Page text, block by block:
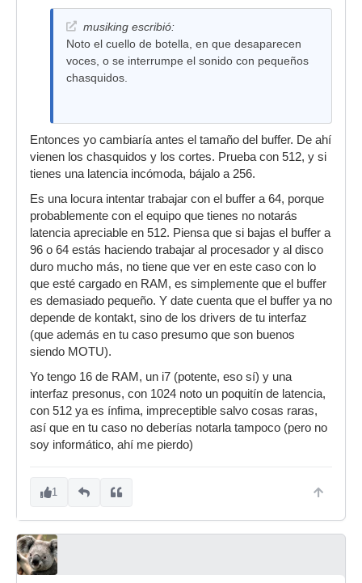
musiking escribió:
Noto el cuello de botella, en que desaparecen
voces, o se interrumpe el sonido con pequeños
chasquidos.
Entonces yo cambiaría antes el tamaño del buffer. De ahí
vienen los chasquidos y los cortes. Prueba con 512, y si
tienes una latencia incómoda, bájalo a 256.
Es una locura intentar trabajar con el buffer a 64, porque
probablemente con el equipo que tienes no notarás
latencia apreciable en 512. Piensa que si bajas el buffer a
96 o 64 estás haciendo trabajar al procesador y al disco
duro mucho más, no tiene que ver en este caso con lo
que esté cargado en RAM, es simplemente que el buffer
es demasiado pequeño. Y date cuenta que el buffer ya no
depende de kontakt, sino de los drivers de tu interfaz
(que además en tu caso presumo que son buenos
siendo MOTU).
Yo tengo 16 de RAM, un i7 (potente, eso sí) y una
interfaz presonus, con 1024 noto un poquitín de latencia,
con 512 ya es ínfima, impreceptible salvo cosas raras,
así que en tu caso no deberías notarla tampoco (pero no
soy informático, ahí me pierdo)
1